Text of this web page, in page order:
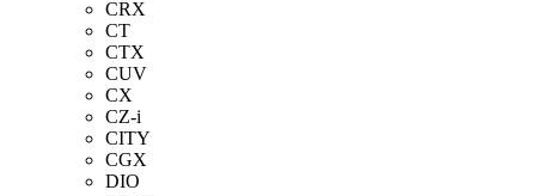
CRX
CT
CTX
CUV
CX
CZ-i
CITY
CGX
DIO